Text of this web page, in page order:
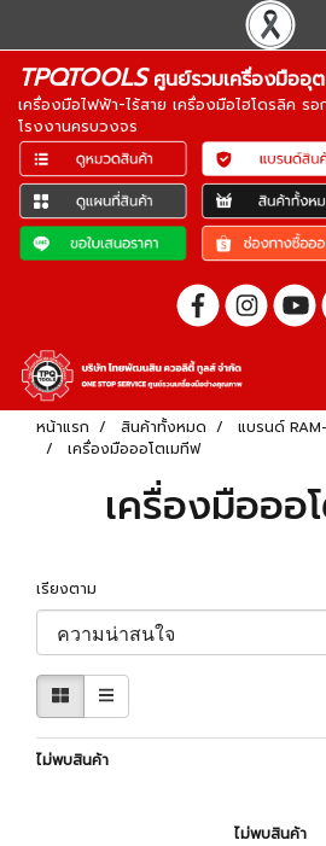
TPQTOOLSศูนย์รวมเครื่องมืออุ
เครื่องมือไฟฟ้า-ไร้สาย เครื่องมือไฮโดรลิค ร
โรงงานครบวงจร
หน้าแรก สินค้าทั้งหมด
แบรนด์
เครื่องมือออโตเมทีฟ
เครื่องมือออ
เรียงตาม
ไม่พบสินค้า
ไม่พบสินค้า